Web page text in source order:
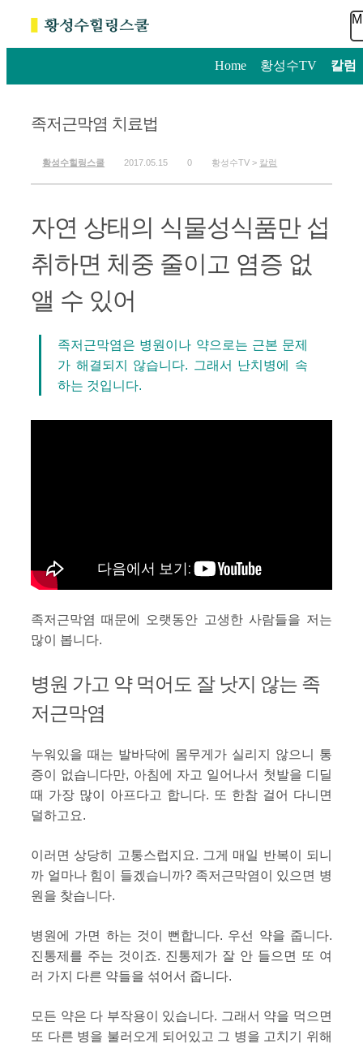
Home 황성수TV 칼럼
족저근막염 치료법
황성수힐링스쿨 2017.05.15 0 황성수TV > 칼럼
자연 상태의 식물성식품만 섭
취하면 체중 줄이고 염증 없
앨 수 있어
족저근막염은 병원이나 약으로는 근본 문제
가 해결되지 않습니다. 그래서 난치병에 속
하는 것입니다.
족저근막염 때문에 오랫동안 고생한 사람들을 저는
많이 봅니다.
병원 가고 약 먹어도 잘 낫지 않는 족
저근막염
누워있을 때는 발바닥에 몸무게가 실리지 않으니 통
증이 없습니다만, 아침에 자고 일어나서 첫발을 디딜
때 가장 많이 아프다고 합니다. 또 한참 걸어 다니면
덜하고요.
이러면 상당히 고통스럽지요. 그게 매일 반복이 되니
까 얼마나 힘이 들겠습니까? 족저근막염이 있으면 병
원을 찾습니다.
병원에 가면 하는 것이 뻔합니다. 우선 약을 줍니다.
진통제를 주는 것이죠. 진통제가 잘 안 들으면 또 여
러 가지 다른 약들을 섞어서 줍니다.
모든 약은 다 부작용이 있습니다. 그래서 약을 먹으면
또 다른 병을 불러오게 되어있고 그 병을 고치기 위해